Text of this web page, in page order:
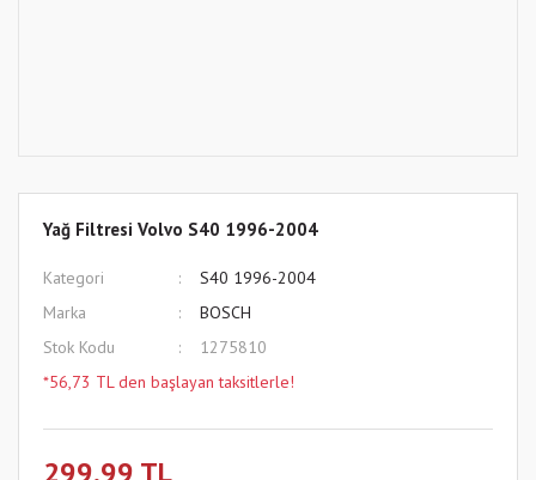
Yağ Filtresi Volvo S40 1996-2004
Kategori
S40 1996-2004
Marka
BOSCH
Stok Kodu
1275810
*56,73 TL den başlayan taksitlerle!
299,99 TL